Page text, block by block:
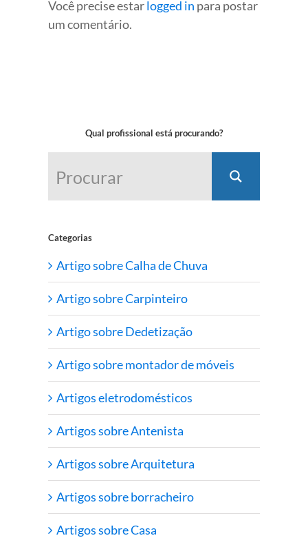
Você precise estarlogged in para postar
um comentário.
Qual profissional está procurando?
Categorias
Artigo sobre Calha de Chuva
Artigo sobre Carpinteiro
Artigo sobre Dedetização
Artigo sobre montador de móveis
Artigos eletrodomésticos
Artigos sobre Antenista
Artigos sobre Arquitetura
Artigos sobre borracheiro
Artigos sobre Casa